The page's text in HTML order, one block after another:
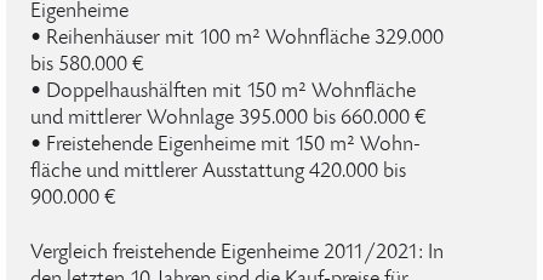
Eigenheime
• Reihenhäuser mit 100 m² Wohnfläche 329.000
bis 580.000 €
• Doppelhaushälften mit 150 m² Wohnfläche
und mittlerer Wohnlage 395.000 bis 660.000 €
• Freistehende Eigenheime mit 150 m² Wohn-
fläche und mittlerer Ausstattung 420.000 bis
900.000 €
Vergleich freistehende Eigenheime 2011/2021: In